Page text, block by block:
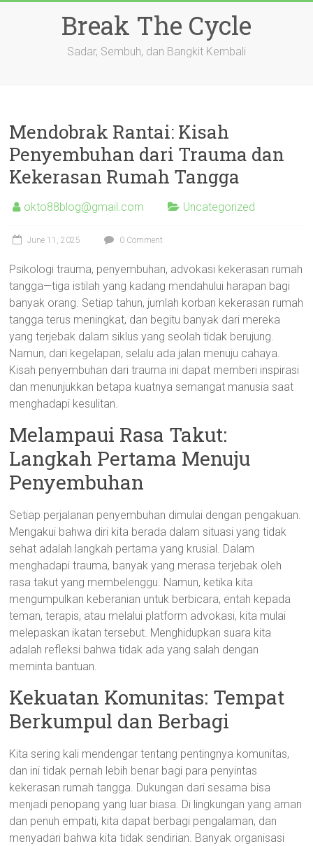
Break The Cycle
Sadar, Sembuh, dan Bangkit Kembali
Mendobrak Rantai: Kisah
Penyembuhan dari Trauma dan
Kekerasan Rumah Tangga
okto88blog@gmail.com Uncategorized
June 11, 2025 0 Comment
Psikologi trauma, penyembuhan, advokasi kekerasan rumah
tangga—tiga istilah yang kadang mendahului harapan bagi
banyak orang. Setiap tahun, jumlah korban kekerasan rumah
tangga terus meningkat, dan begitu banyak dari mereka
yang terjebak dalam siklus yang seolah tidak berujung.
Namun, dari kegelapan, selalu ada jalan menuju cahaya.
Kisah penyembuhan dari trauma ini dapat memberi inspirasi
dan menunjukkan betapa kuatnya semangat manusia saat
menghadapi kesulitan.
Melampaui Rasa Takut:
Langkah Pertama Menuju
Penyembuhan
Setiap perjalanan penyembuhan dimulai dengan pengakuan.
Mengakui bahwa diri kita berada dalam situasi yang tidak
sehat adalah langkah pertama yang krusial. Dalam
menghadapi trauma, banyak yang merasa terjebak oleh
rasa takut yang membelenggu. Namun, ketika kita
mengumpulkan keberanian untuk berbicara, entah kepada
teman, terapis, atau melalui platform advokasi, kita mulai
melepaskan ikatan tersebut. Menghidupkan suara kita
adalah refleksi bahwa tidak ada yang salah dengan
meminta bantuan.
Kekuatan Komunitas: Tempat
Berkumpul dan Berbagi
Kita sering kali mendengar tentang pentingnya komunitas,
dan ini tidak pernah lebih benar bagi para penyintas
kekerasan rumah tangga. Dukungan dari sesama bisa
menjadi penopang yang luar biasa. Di lingkungan yang aman
dan penuh empati, kita dapat berbagi pengalaman, dan
menyadari bahwa kita tidak sendirian. Banyak organisasi